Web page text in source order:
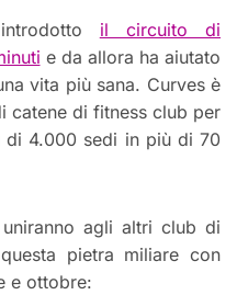
il circuito di
e da allora ha aiutato
vita più sana. Curves è
catene di fitness club per
di 4.000 sedi in più di 70
agli altri club di
pietra miliare con
e ottobre: